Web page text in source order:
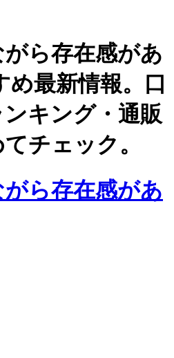
ら存在感があ
め最新情報。口
キング・通販
チェック。
ら存在感があ